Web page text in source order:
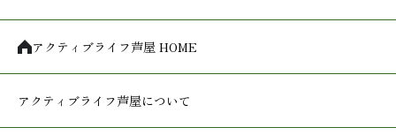
アクティブライフ芦屋 HOME
アクティブライフ芦屋について